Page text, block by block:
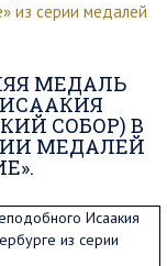
из серии медалей
МЕДАЛЬ
СОБОР) В
МЕДАЛЕЙ